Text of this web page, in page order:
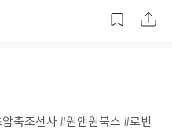
는 세계대전의 상황도 볼만하
볼만했다. 이 작품은 어쨌든
의 모습을 작품속의 엄마의 모
이야기이지만 복수극에서 볼
축조선사 #원앤원북스 #로빈